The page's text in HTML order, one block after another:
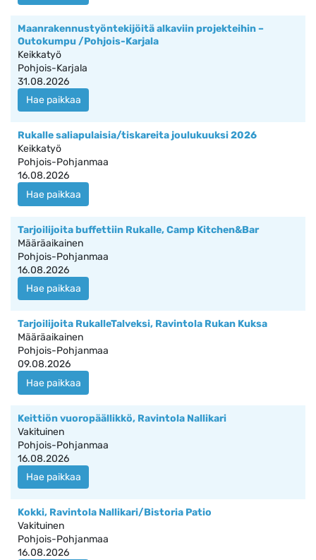
Maanrakennustyöntekijöitä alkaviin projekteihin –
Outokumpu /Pohjois-Karjala
Keikkatyö
Pohjois-Karjala
31.08.2026
Hae paikkaa
Rukalle saliapulaisia/tiskareita joulukuuksi 2026
Keikkatyö
Pohjois-Pohjanmaa
16.08.2026
Hae paikkaa
Tarjoilijoita buffettiin Rukalle, Camp Kitchen&Bar
Määräaikainen
Pohjois-Pohjanmaa
16.08.2026
Hae paikkaa
Tarjoilijoita RukalleTalveksi, Ravintola Rukan Kuksa
Määräaikainen
Pohjois-Pohjanmaa
09.08.2026
Hae paikkaa
Keittiön vuoropäällikkö, Ravintola Nallikari
Vakituinen
Pohjois-Pohjanmaa
16.08.2026
Hae paikkaa
Kokki, Ravintola Nallikari/Bistoria Patio
Vakituinen
Pohjois-Pohjanmaa
16.08.2026